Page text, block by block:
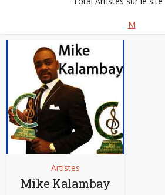
M
Artistes
Mike Kalambay